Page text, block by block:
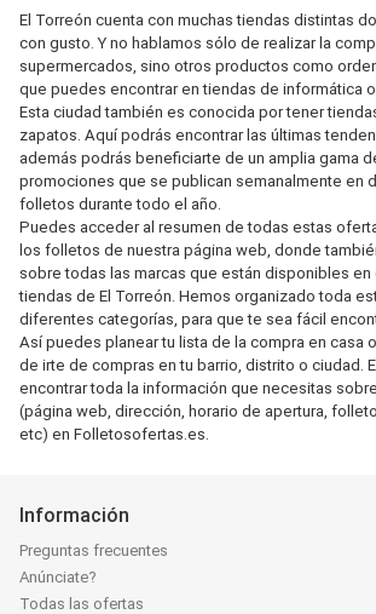
El Torreón cuenta con muchas tiendas distintas
con gusto. Y no hablamos sólo de realizar la
supermercados, sino otros productos como
que puedes encontrar en tiendas de informática
Esta ciudad también es conocida por tener
zapatos. Aquí podrás encontrar las últimas
además podrás beneficiarte de un amplia gama
promociones que se publican semanalmente en
folletos durante todo el año.
Puedes acceder al resumen de todas estas
los folletos de nuestra página web, donde
sobre todas las marcas que están disponibles en
tiendas de El Torreón. Hemos organizado toda
diferentes categorías, para que te sea fácil
Así puedes planear tu lista de la compra en casa
de irte de compras en tu barrio, distrito o ciudad.
encontrar toda la información que necesitas
(página web, dirección, horario de apertura,
etc) en Folletosofertas.es.
Información
Preguntas frecuentes
Anúnciate?
Todas las ofertas